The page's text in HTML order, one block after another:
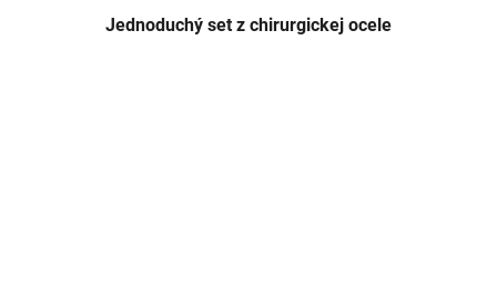
Jednoduchý set z chirurgickej ocele